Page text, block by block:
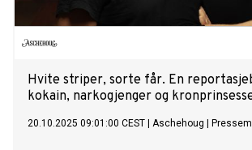
Hvite striper, sorte får. En
kokain, narkogjenger og
20.10.2025 09:01:00 CEST Aschehoug